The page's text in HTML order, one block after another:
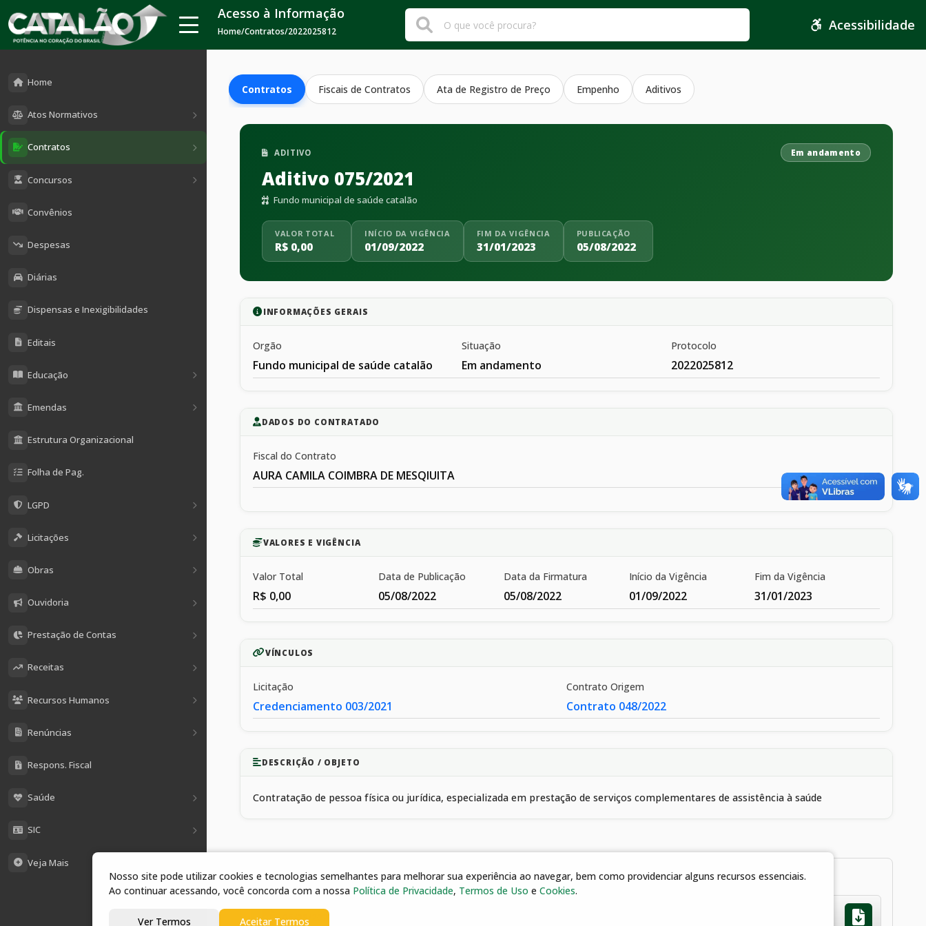
Home
Atos Normativos
Contratos
Concursos
Convênios
Despesas
Diárias
Dispensas e Inexigibilidades
Editais
Educação
Emendas
Estrutura Organizacional
Folha de Pag.
LGPD
Licitações
Obras
Ouvidoria
Prestação de Contas
Receitas
Recursos Humanos
Renúncias
Respons. Fiscal
Saúde
SIC
Veja Mais
Acesso à Informação
Home/Contratos/2022025812 Acessibilidade
Contratos Fiscais de Contratos Ata de Registro de Preço Empenho Aditivos
ADITIVO Em andamento
Aditivo 075/2021
Fundo municipal de saúde catalão
VALOR TOTAL
R$ 0,00
INÍCIO DA VIGÊNCIA
01/09/2022
FIM DA VIGÊNCIA
31/01/2023
PUBLICAÇÃO
05/08/2022
INFORMAÇÕES GERAIS
Orgão
Fundo municipal de saúde catalão
Situação
Em andamento
Protocolo
2022025812
DADOS DO CONTRATADO
Fiscal do Contrato
AURA CAMILA COIMBRA DE MESQIUITA
VALORES E VIGÊNCIA
Valor Total
R$ 0,00
Data de Publicação
05/08/2022
Data da Firmatura
05/08/2022
Início da Vigência
01/09/2022
Fim da Vigência
31/01/2023
VÍNCULOS
Licitação
Credenciamento 003/2021
Contrato Origem
Contrato 048/2022
DESCRIÇÃO / OBJETO
Contratação de pessoa física ou jurídica, especializada em prestação de serviços complementares de assistência à saúde
1 arquivos
05/08/2022 16:41 | 1º ADITIVO AO TERMO DE CREDENCIAMENTO 075/2021
Nosso site pode utilizar cookies e tecnologias semelhantes para melhorar sua experiência ao navegar, bem como providenciar alguns recursos essenciais.
Ao continuar acessando, você concorda com a nossa Política de Privacidade, Termos de Uso eCookies.
Ver Termos Aceitar Termos